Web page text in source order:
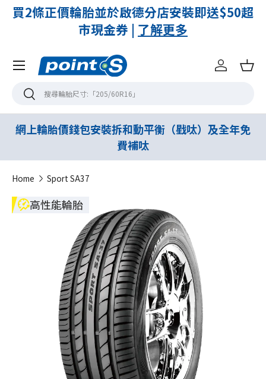
買2條正價輪胎並於啟德分店安裝即送$50超
市現金券 | 了解更多
搜尋搜尋
登入 購
Menu
網上輪胎價錢包安裝拆和動平衡（戥呔）及全年免
費補呔
Home Sport SA37
高性能輪胎